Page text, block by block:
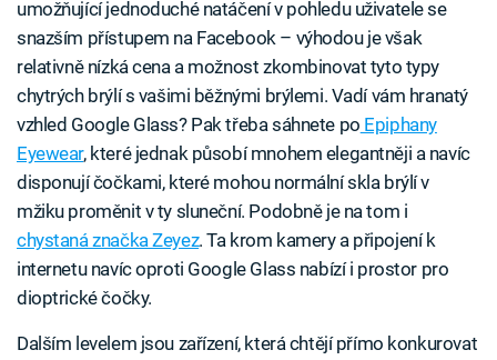
umožňující jednoduché natáčení v pohledu uživatele se
snazším přístupem na Facebook – výhodou je však
relativně nízká cena a možnost zkombinovat tyto typy
chytrých brýlí s vašimi běžnými brýlemi. Vadí vám hranatý
vzhled Google Glass? Pak třeba sáhnete po Epiphany
Eyewear, které jednak působí mnohem elegantněji a navíc
disponují čočkami, které mohou normální skla brýlí v
mžiku proměnit v ty sluneční. Podobně je na tom i
chystaná značka Zeyez. Ta krom kamery a připojení k
internetu navíc oproti Google Glass nabízí i prostor pro
dioptrické čočky.
Dalším levelem jsou zařízení, která chtějí přímo konkurovat